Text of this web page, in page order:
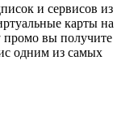
и сервисов из
карты на
вы получите
одним из самых